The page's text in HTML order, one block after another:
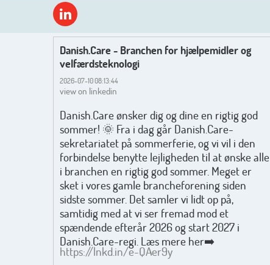
Danish.Care - Branchen for hjælpemidler og
velfærdsteknologi
2026-07-10 08:13:44
view on linkedin
Danish.Care ønsker dig og dine en rigtig god
sommer! 🌞 Fra i dag går Danish.Care-
sekretariatet på sommerferie, og vi vil i den
forbindelse benytte lejligheden til at ønske alle
i branchen en rigtig god sommer. Meget er
sket i vores gamle brancheforening siden
sidste sommer. Det samler vi lidt op på,
samtidig med at vi ser fremad mod et
spændende efterår 2026 og start 2027 i
Danish.Care-regi. Læs mere her➡️
https://lnkd.in/e-QAer9y